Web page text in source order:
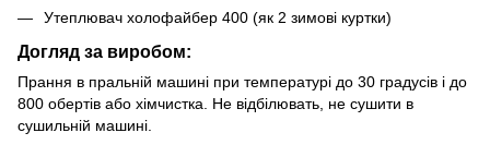
Утеплювач холофайбер 400 (як 2 зимові куртки)
Догляд за виробом:
Прання в пральній машині при температурі до 30 градусів і до
800 обертів або хімчистка. Не відбілювать, не сушити в
сушильній машині.